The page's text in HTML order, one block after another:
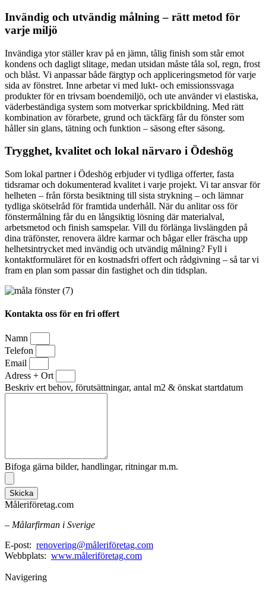
Invändig och utvändig målning – rätt metod för
varje miljö
Invändiga ytor ställer krav på en jämn, tålig finish som står emot
kondens och dagligt slitage, medan utsidan måste tåla sol, regn, frost
och blåst. Vi anpassar både färgtyp och appliceringsmetod för varje
sida av fönstret. Inne arbetar vi med lukt- och emissionssvaga
produkter för en trivsam boendemiljö, och ute använder vi elastiska,
väderbeständiga system som motverkar sprickbildning. Med rätt
kombination av förarbete, grund och täckfärg får du fönster som
håller sin glans, tätning och funktion – säsong efter säsong.
Trygghet, kvalitet och lokal närvaro i Ödeshög
Som lokal partner i Ödeshög erbjuder vi tydliga offerter, fasta
tidsramar och dokumenterad kvalitet i varje projekt. Vi tar ansvar för
helheten – från första besiktning till sista strykning – och lämnar
tydliga skötselråd för framtida underhåll. När du anlitar oss för
fönstermålning får du en långsiktig lösning där materialval,
arbetsmetod och finish samspelar. Vill du förlänga livslängden på
dina träfönster, renovera äldre karmar och bågar eller fräscha upp
helhetsintrycket med invändig och utvändig målning? Fyll i
kontaktformuläret för en kostnadsfri offert och rådgivning – så tar vi
fram en plan som passar din fastighet och din tidsplan.
Kontakta oss för en fri offert
Namn
Telefon
Email
Adress + Ort
Beskriv ert behov, förutsättningar, antal m2 & önskat startdatum
Bifoga gärna bilder, handlingar, ritningar m.m.
Skicka
Måleriföretag.com
– Målarfirman i Sverige
E-post: renovering@måleriföretag.com
Webbplats: www.måleriföretag.com
Navigering